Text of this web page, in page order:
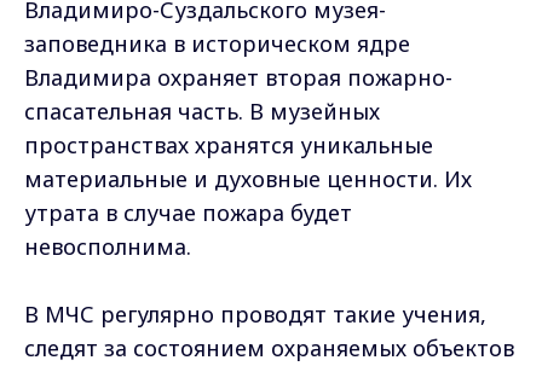
Владимиро-Суздальского музея-
заповедника в историческом ядре
Владимира охраняет вторая пожарно-
спасательная часть. В музейных
пространствах хранятся уникальные
материальные и духовные ценности. Их
утрата в случае пожара будет
невосполнима.
В МЧС регулярно проводят такие учения,
следят за состоянием охраняемых объектов